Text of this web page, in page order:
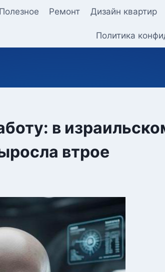
Полезное Ремонт Дизайн квартир
Политика
в
втрое